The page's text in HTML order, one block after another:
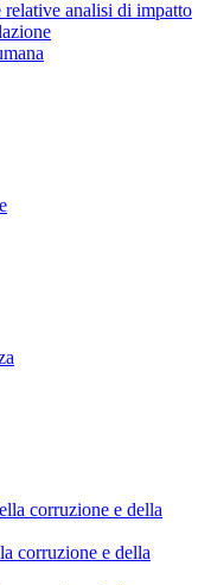
analisi di impatto
corruzione e della
corruzione e della